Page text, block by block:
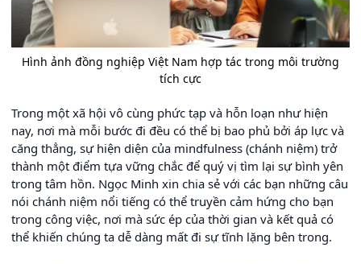
Hình ảnh đồng nghiệp Việt Nam hợp tác trong môi trường
tích cực
Trong một xã hội vô cùng phức tạp và hỗn loạn như hiện
nay, nơi mà mỗi bước đi đều có thể bị bao phủ bởi áp lực và
căng thẳng, sự hiện diện của mindfulness (chánh niệm) trở
thành một điểm tựa vững chắc để quý vị tìm lại sự bình yên
trong tâm hồn. Ngọc Minh xin chia sẻ với các bạn những câu
nói chánh niệm nổi tiếng có thể truyền cảm hứng cho bạn
trong công việc, nơi mà sức ép của thời gian và kết quả có
thể khiến chúng ta dễ dàng mất đi sự tĩnh lặng bên trong.